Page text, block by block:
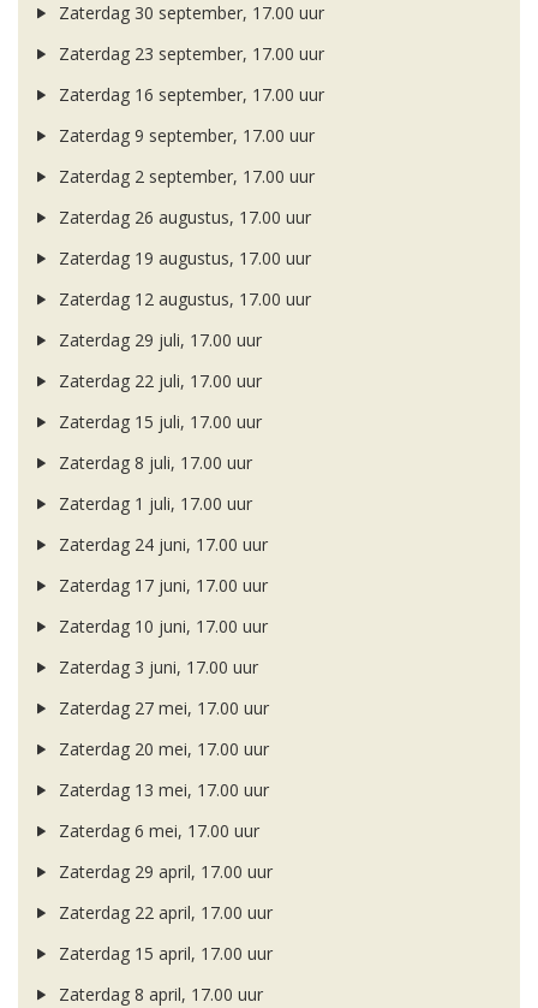
Zaterdag 30 september, 17.00 uur
Zaterdag 23 september, 17.00 uur
Zaterdag 16 september, 17.00 uur
Zaterdag 9 september, 17.00 uur
Zaterdag 2 september, 17.00 uur
Zaterdag 26 augustus, 17.00 uur
Zaterdag 19 augustus, 17.00 uur
Zaterdag 12 augustus, 17.00 uur
Zaterdag 29 juli, 17.00 uur
Zaterdag 22 juli, 17.00 uur
Zaterdag 15 juli, 17.00 uur
Zaterdag 8 juli, 17.00 uur
Zaterdag 1 juli, 17.00 uur
Zaterdag 24 juni, 17.00 uur
Zaterdag 17 juni, 17.00 uur
Zaterdag 10 juni, 17.00 uur
Zaterdag 3 juni, 17.00 uur
Zaterdag 27 mei, 17.00 uur
Zaterdag 20 mei, 17.00 uur
Zaterdag 13 mei, 17.00 uur
Zaterdag 6 mei, 17.00 uur
Zaterdag 29 april, 17.00 uur
Zaterdag 22 april, 17.00 uur
Zaterdag 15 april, 17.00 uur
Zaterdag 8 april, 17.00 uur